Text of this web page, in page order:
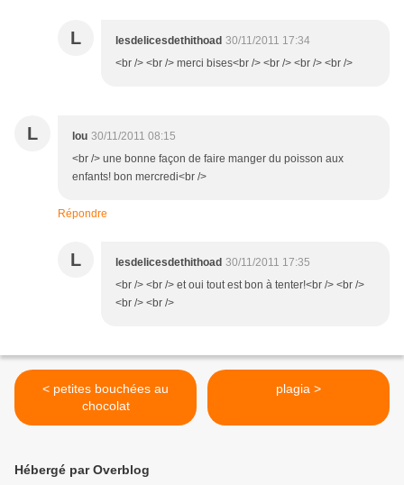
L lesdelicesdethithoad 30/11/2011 17:34
<br /> <br /> merci bises<br /> <br /> <br /> <br />
L lou 30/11/2011 08:15
<br /> une bonne façon de faire manger du poisson aux
enfants! bon mercredi<br />
Répondre
L lesdelicesdethithoad 30/11/2011 17:35
<br /> <br /> et oui tout est bon à tenter!<br /> <br />
<br /> <br />
< petites bouchées au
chocolat
plagia >
Hébergé par Overblog